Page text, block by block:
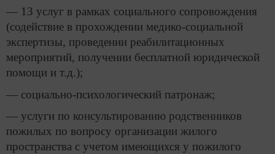
— 13 услуг в рамках социального сопровождения
(содействие в прохождении медико-социальной
экспертизы, проведении реабилитационных
мероприятий, получении бесплатной юридической
помощи и т.д.);
— социально-психологический патронаж;
— услуги по консультированию родственников
пожилых по вопросу организации жилого
пространства с учетом имеющихся у пожилого